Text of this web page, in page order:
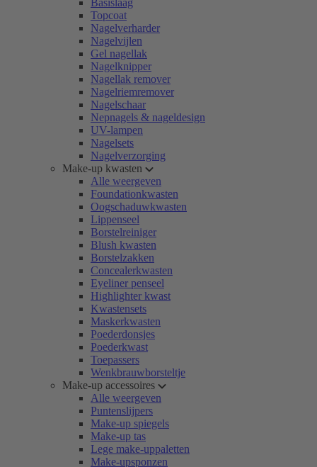
Basislaag
Topcoat
Nagelverharder
Nagelvijlen
Gel nagellak
Nagelknipper
Nagellak remover
Nagelriemremover
Nagelschaar
Nepnagels & nageldesign
UV-lampen
Nagelsets
Nagelverzorging
Make-up kwasten
Alle weergeven
Foundationkwasten
Oogschaduwkwasten
Lippenseel
Borstelreiniger
Blush kwasten
Borstelzakken
Concealerkwasten
Eyeliner penseel
Highlighter kwast
Kwastensets
Maskerkwasten
Poederdonsjes
Poederkwast
Toepassers
Wenkbrauwborsteltje
Make-up accessoires
Alle weergeven
Puntenslijpers
Make-up spiegels
Make-up tas
Lege make-uppaletten
Make-upsponzen